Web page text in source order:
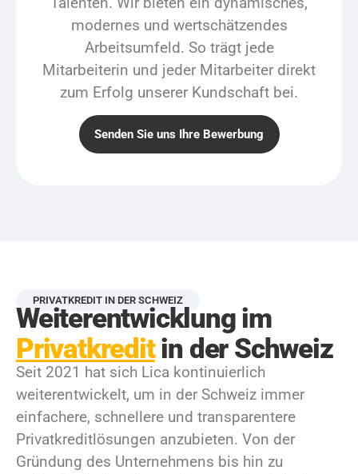
modernes und wertschätzendes
Arbeitsumfeld. So trägt jede
Mitarbeiterin und jeder Mitarbeiter direkt
zum Erfolg unserer Kundschaft bei.
Senden Sie uns Ihre Bewerbung
PRIVATKREDIT IN DER SCHWEIZ
Weiterentwicklung im
Privatkreditin der Schweiz
Seit 2021 hat sich Lica kontinuierlich
weiterentwickelt, um in der Schweiz immer
einfachere, schnellere und transparentere
Privatkreditlösungen anzubieten. Von der
Gründung des Unternehmens bis hin zu